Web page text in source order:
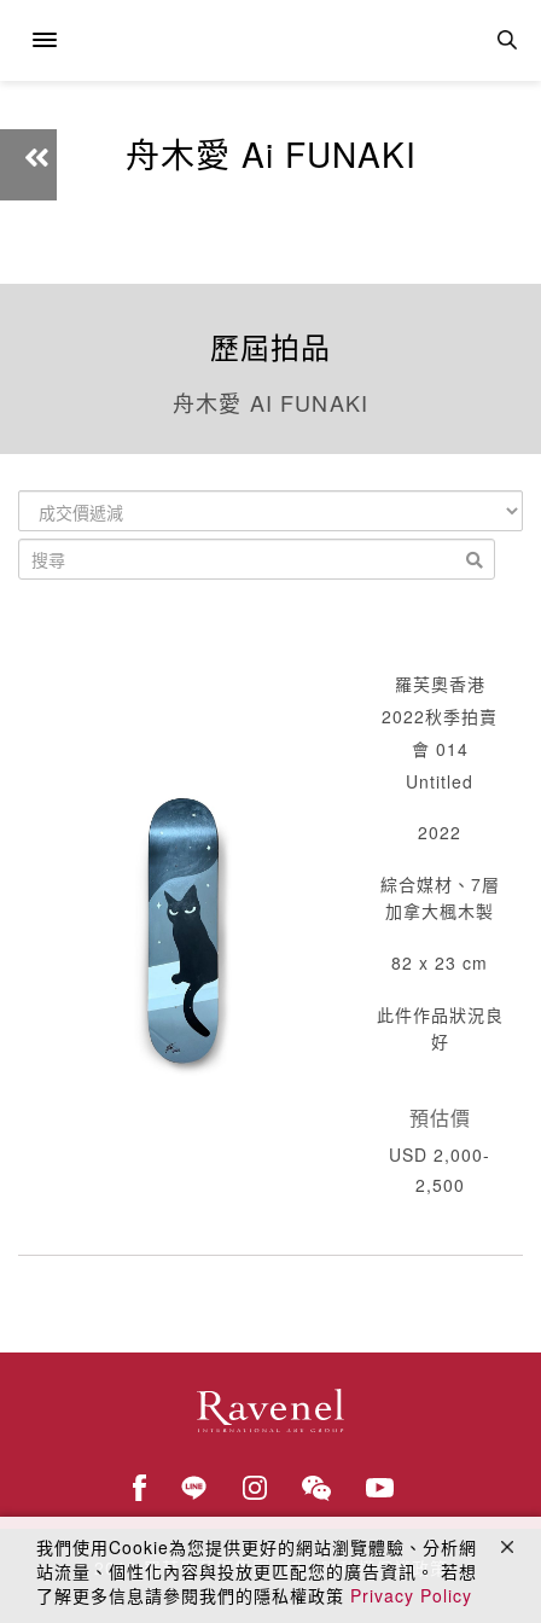
舟木愛 Ai FUNAKI
歷屆拍品
舟木愛 AI FUNAKI
羅芙奧香港
2022秋季拍賣
會 014
Untitled
2022
綜合媒材、7層
加拿大楓木製
82 x 23 cm
此件作品狀況良
好
預估價
USD 2,000-
2,500
© 2018羅芙奧藝術集團 線上隱私權保護政策
我們使用Cookie為您提供更好的網站瀏覽體驗、分析網
站流量、個性化內容與投放更匹配您的廣告資訊。 若想
了解更多信息請參閱我們的隱私權政策 Privacy Policy